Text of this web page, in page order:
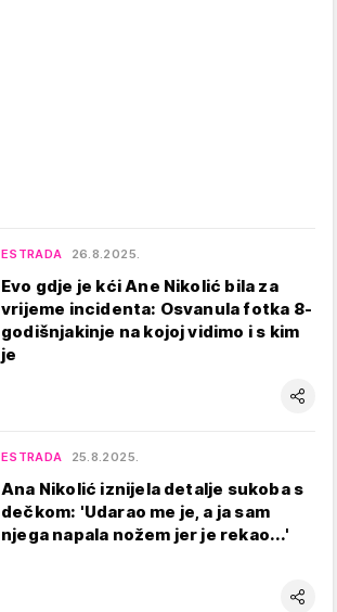
ESTRADA 26.8.2025.
Evo gdje je kći Ane Nikolić bila za
vrijeme incidenta: Osvanula fotka 8-
godišnjakinje na kojoj vidimo i s kim
je
ESTRADA 25.8.2025.
Ana Nikolić iznijela detalje sukoba s
dečkom: 'Udarao me je, a ja sam
njega napala nožem jer je rekao...'